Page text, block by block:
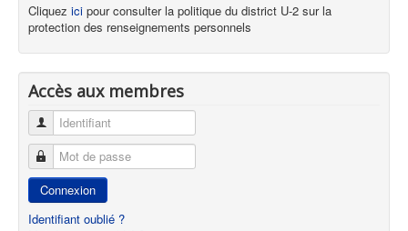
Cliquez ici pour consulter la politique du district U-2 sur la
protection des renseignements personnels
Accès aux membres
Identifiant
Mot de passe
Connexion
Identifiant oublié ?